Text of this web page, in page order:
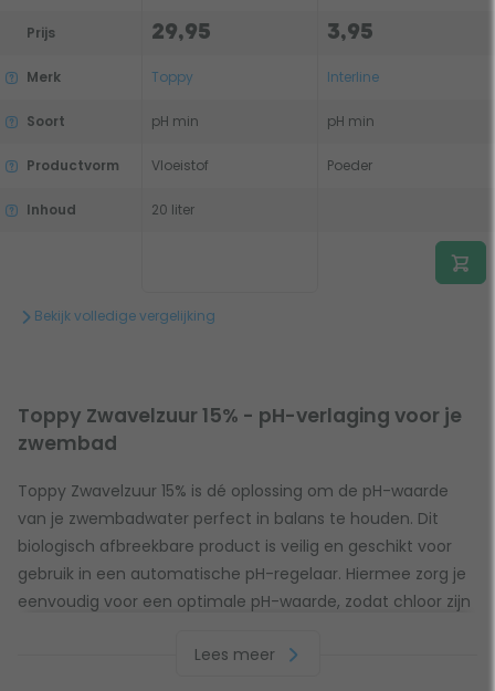
Prijs
Merk
Soort
Productvorm
Inhoud
29,95
Toppy
pH min
Vloeistof
20 liter
3,95
Interline
pH min
Poeder
Bekijk volledige vergelijking
Toppy Zwavelzuur 15% - pH-verlaging voor je
zwembad
Toppy Zwavelzuur 15% is dé oplossing om de pH-waarde
van je zwembadwater perfect in balans te houden. Dit
biologisch afbreekbare product is veilig en geschikt voor
gebruik in een automatische pH-regelaar. Hiermee zorg je
eenvoudig voor een optimale pH-waarde, zodat chloor zijn
Lees meer